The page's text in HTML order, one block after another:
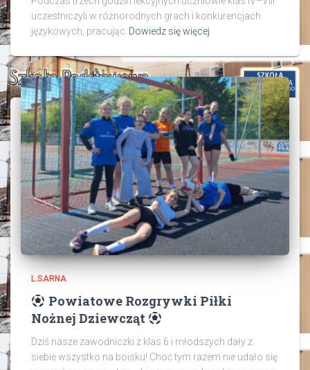
uczestniczyli w różnorodnych grach i konkurencjach
językowych, pracując Dowiedz się więcej
L.SARNA
Powiatowe Rozgrywki Piłki
Nożnej Dziewcząt
Dziś nasze zawodniczki z klas 6 i młodszych dały z
siebie wszystko na boisku! Choć tym razem nie udało się